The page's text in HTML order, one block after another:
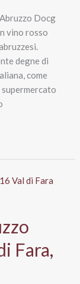
Docg
vino rosso
degne di
come
Fara,